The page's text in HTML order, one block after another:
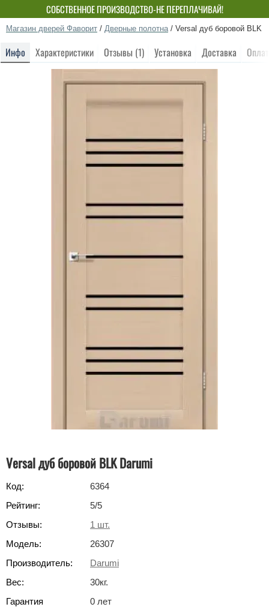
СОБСТВЕННОЕ ПРОИЗВОДСТВО-НЕ ПЕРЕПЛАЧИВАЙ!
Магазин дверей Фаворит / Дверные полотна / Versal дуб боровой BLK
Инфо Характеристики Отзывы (1) Установка Доставка
Versal дуб боровой BLK Darumi
Код:
6364
Рейтинг:
5/5
Отзывы:
1 шт.
Модель:
26307
Производитель:
Darumi
Вес:
30кг.
Гарантия
0 лет